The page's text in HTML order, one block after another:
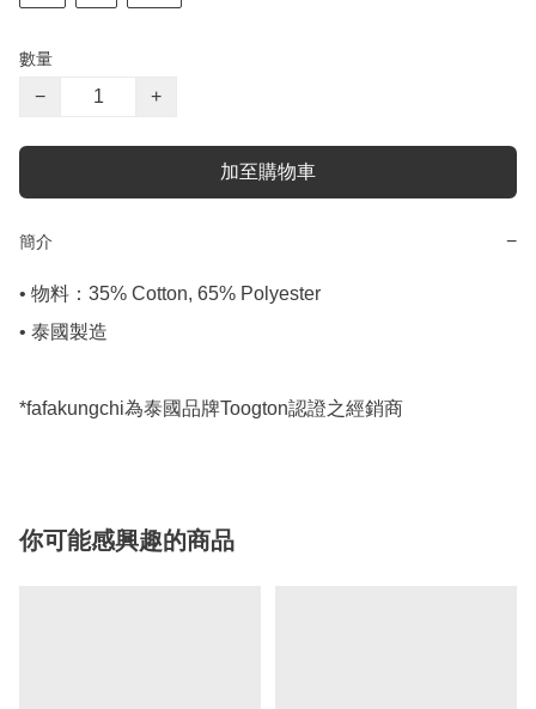
數量
− +
加至購物車
簡介 −
• 物料：35% Cotton, 65% Polyester
• 泰國製造
*fafakungchi為泰國品牌Toogton認證之經銷商
你可能感興趣的商品